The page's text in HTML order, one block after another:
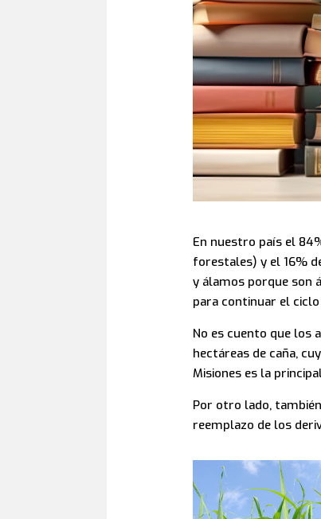
En nuestro país el
forestales) y el 16%
y álamos porque son
para continuar el
No es cuento que los
hectáreas de caña,
Misiones es la
Por otro lado,
reemplazo de los